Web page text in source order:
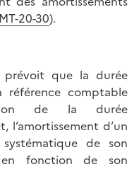
20-30).
prévoit que la durée
comptable
de la durée
l’amortissement d’un
de son
en fonction de son